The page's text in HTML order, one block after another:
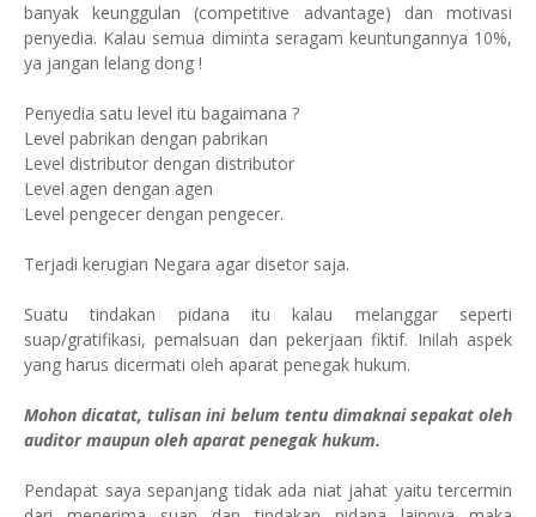
banyak keunggulan (competitive advantage) dan motivasi
penyedia. Kalau semua diminta seragam keuntungannya 10%,
ya jangan lelang dong !
Penyedia satu level itu bagaimana ?
Level pabrikan dengan pabrikan
Level distributor dengan distributor
Level agen dengan agen
Level pengecer dengan pengecer.
Terjadi kerugian Negara agar disetor saja.
Suatu tindakan pidana itu kalau melanggar seperti
suap/gratifikasi, pemalsuan dan pekerjaan fiktif. Inilah aspek
yang harus dicermati oleh aparat penegak hukum.
Mohon dicatat, tulisan ini belum tentu dimaknai sepakat oleh
auditor maupun oleh aparat penegak hukum.
Pendapat saya sepanjang tidak ada niat jahat yaitu tercermin